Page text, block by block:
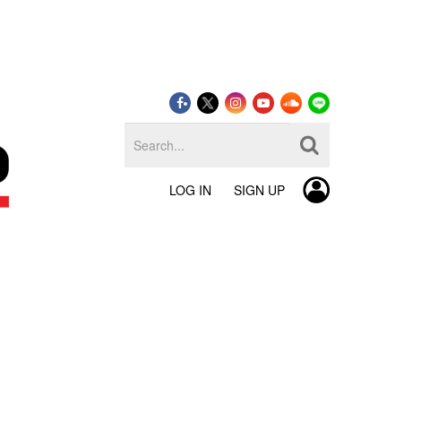
LOG IN SIGN UP